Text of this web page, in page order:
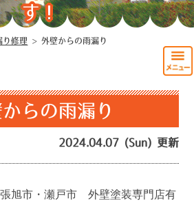
す！
り修理 >外壁からの雨漏り
らの雨漏り
2024.04.07 (Sun) 更新
旭市・瀬戸市 外壁塗装専門店有